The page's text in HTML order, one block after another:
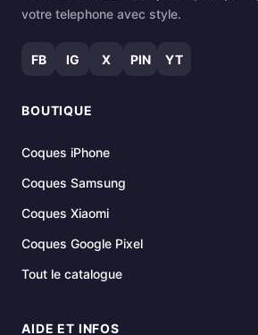
votre telephone avec style.
FB IG X PIN YT
BOUTIQUE
Coques iPhone
Coques Samsung
Coques Xiaomi
Coques Google Pixel
Tout le catalogue
AIDE ET INFOS